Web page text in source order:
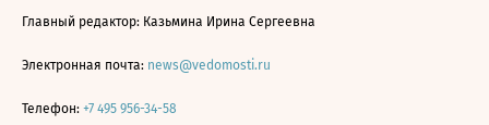
Главный редактор: Казьмина Ирина Сергеевна
Электронная почта: news@vedomosti.ru
Телефон: +7 495 956-34-58